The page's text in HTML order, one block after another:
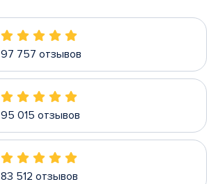
97 757 отзывов
95 015 отзывов
83 512 отзывов